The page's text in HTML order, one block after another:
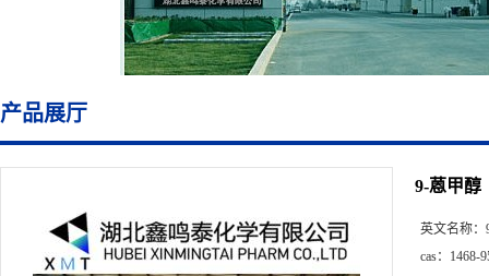
产品展厅
9-蒽甲醇
英文名称：
cas： 1468-